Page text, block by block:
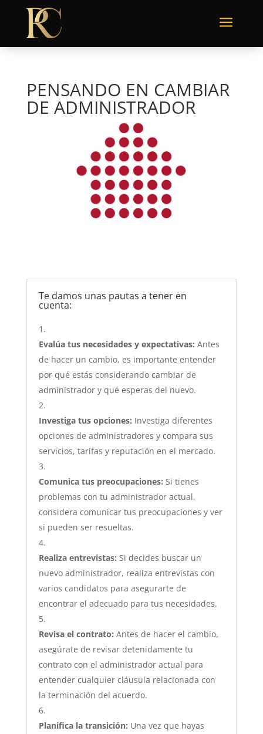
a
PENSANDO EN CAMBIAR
DE ADMINISTRADOR
Te damos unas pautas a tener en
cuenta:
Evalúa tus necesidades y expectativas: Antes
de hacer un cambio, es importante entender
por qué estás considerando cambiar de
administrador y qué esperas del nuevo.
Investiga tus opciones: Investiga diferentes
opciones de administradores y compara sus
servicios, tarifas y reputación en el mercado.
Comunica tus preocupaciones: Si tienes
problemas con tu administrador actual,
considera comunicar tus preocupaciones y ver
si pueden ser resueltas.
Realiza entrevistas: Si decides buscar un
nuevo administrador, realiza entrevistas con
varios candidatos para asegurarte de
encontrar el adecuado para tus necesidades.
Revisa el contrato: Antes de hacer el cambio,
asegúrate de revisar detenidamente tu
contrato con el administrador actual para
entender cualquier cláusula relacionada con
la terminación del acuerdo.
Planifica la transición: Una vez que hayas